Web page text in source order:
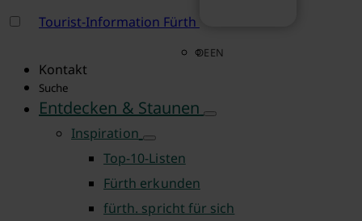
Tourist-Information Fürth
DEEN
Kontakt
Suche
Entdecken & Staunen
Inspiration
Top-10-Listen
Fürth erkunden
fürth. spricht für sich